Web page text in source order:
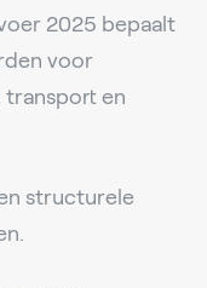
2025 bepaalt
voor
transport en
structurele